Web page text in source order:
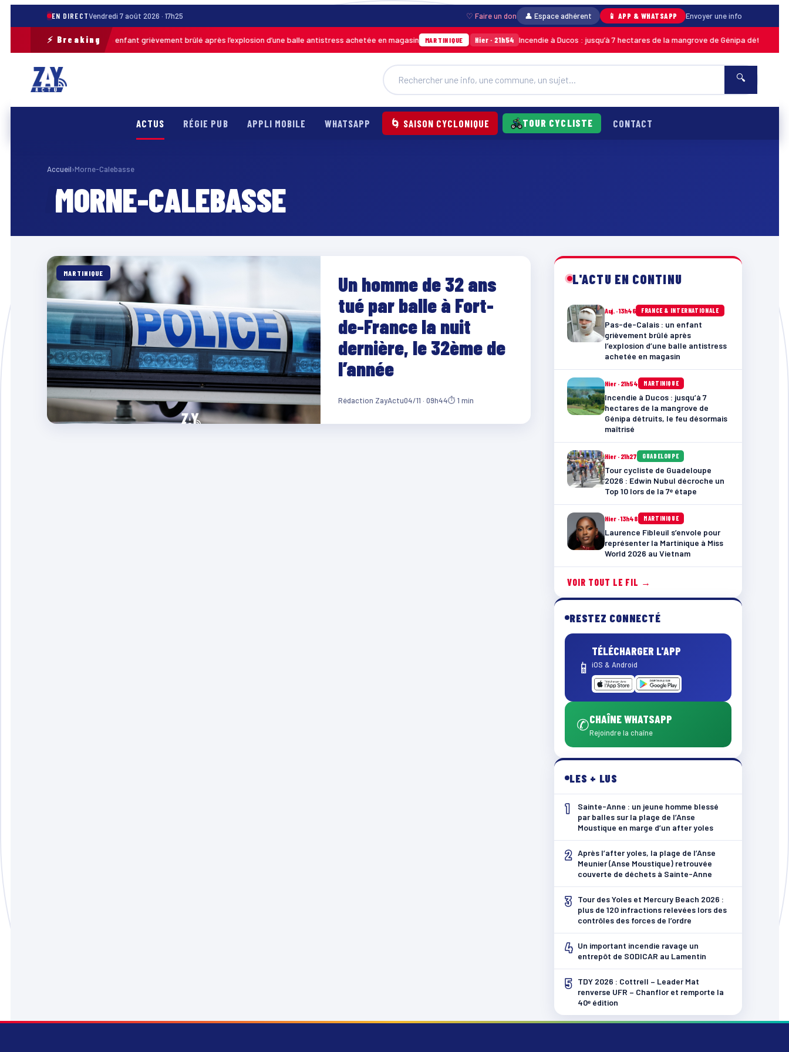
EN DIRECTVendredi 7 août 2026 · 17h25 ♡ Faire un don 👤 Espace adhérent 📱 APP & WHATSAPP Envoyer une info
⚡ Breaking
Pas-de-Calais : un enfant grièvement brûlé après l’explosion d’une balle antistress achetée en magasin MARTINIQUE Hier · 21h54 Incendie à Ducos : jusqu’à 7 hectares de la mangrove de Génipa détruits, le feu
🔍
ACTUS RÉGIE PUB APPLI MOBILE WHATSAPP 🌀 SAISON CYCLONIQUE TOUR CYCLISTE CONTACT
Accueil›Morne-Calebasse
MORNE-CALEBASSE
MARTINIQUE
Un homme de 32 ans
tué par balle à Fort-
de-France la nuit
dernière, le 32ème de
l’année
Rédaction ZayActu04/11 · 09h44⏱ 1 min
L'ACTU EN CONTINU
Auj. · 13h46 FRANCE & INTERNATIONALE
Pas-de-Calais : un enfant
grièvement brûlé après
l’explosion d’une balle antistress
achetée en magasin
Hier · 21h54 MARTINIQUE
Incendie à Ducos : jusqu’à 7
hectares de la mangrove de
Génipa détruits, le feu désormais
maîtrisé
Hier · 21h27 GUADELOUPE
Tour cycliste de Guadeloupe
2026 : Edwin Nubul décroche un
Top 10 lors de la 7ᵉ étape
Hier · 13h48 MARTINIQUE
Laurence Fibleuil s’envole pour
représenter la Martinique à Miss
World 2026 au Vietnam
VOIR TOUT LE FIL →
RESTEZ CONNECTÉ
📱
TÉLÉCHARGER L'APP
iOS & Android
✆CHAÎNE WHATSAPP
Rejoindre la chaîne
LES + LUS
1
Sainte-Anne : un jeune homme blessé
par balles sur la plage de l’Anse
Moustique en marge d’un after yoles
2 Après l’after yoles, la plage de l’Anse
Meunier (Anse Moustique) retrouvée
couverte de déchets à Sainte-Anne
3
Tour des Yoles et Mercury Beach 2026 :
plus de 120 infractions relevées lors des
contrôles des forces de l’ordre
4 Un important incendie ravage un
entrepôt de SODICAR au Lamentin
5
TDY 2026 : Cottrell – Leader Mat
renverse UFR – Chanflor et remporte la
40ᵉ édition